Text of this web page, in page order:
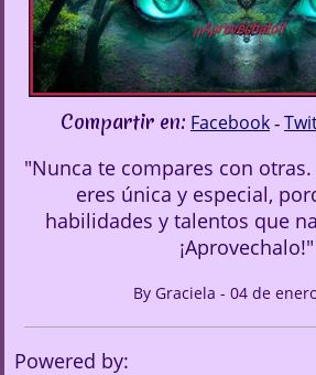
Compartir en: Facebook -
"Nunca te compares con
eres única y especial,
habilidades y talentos que
¡Aprovechalo!"
By Graciela - 04 de
Powered by: